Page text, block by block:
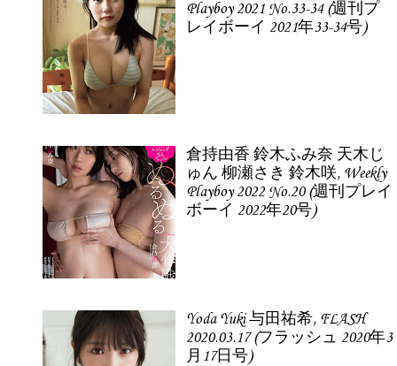
Playboy 2021 No.33-34 (週刊プ
レイボーイ 2021年33-34号)
倉持由香 鈴木ふみ奈 天木じ
ゅん 柳瀬さき 鈴木咲, Weekly
Playboy 2022 No.20 (週刊プレイ
ボーイ 2022年20号)
Yoda Yuki 与田祐希, FLASH
2020.03.17 (フラッシュ 2020年3
月17日号)